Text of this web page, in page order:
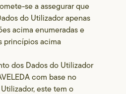
se a assegurar que
do Utilizador apenas
acima enumeradas e
princípios acima
dos Dados do Utilizador
com base no
este tem o